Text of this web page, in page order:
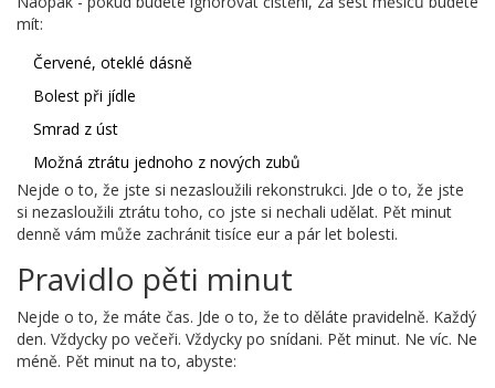
mít:
Červené, oteklé dásně
Bolest při jídle
Smrad z úst
Možná ztrátu jednoho z nových zubů
Nejde o to, že jste si nezasloužili rekonstrukci. Jde o to, že jste
si nezasloužili ztrátu toho, co jste si nechali udělat. Pět minut
denně vám může zachránit tisíce eur a pár let bolesti.
Pravidlo pěti minut
Nejde o to, že máte čas. Jde o to, že to děláte pravidelně. Každý
den. Vždycky po večeři. Vždycky po snídani. Pět minut. Ne víc. Ne
méně. Pět minut na to, abyste: